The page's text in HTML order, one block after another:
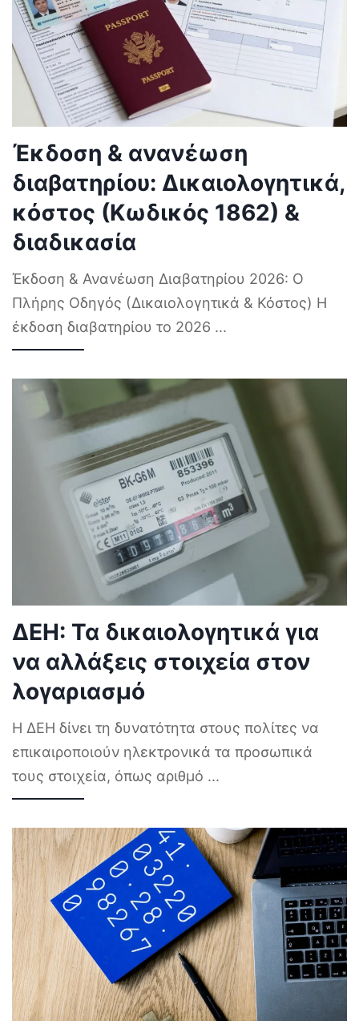
Έκδοση & ανανέωση
διαβατηρίου: Δικαιολογητικά,
κόστος (Κωδικός 1862) &
διαδικασία
Έκδοση & Ανανέωση Διαβατηρίου 2026: Ο
Πλήρης Οδηγός (Δικαιολογητικά & Κόστος) Η
έκδοση διαβατηρίου το 2026 ...
ΔΕΗ: Τα δικαιολογητικά για
να αλλάξεις στοιχεία στον
λογαριασμό
Η ΔΕΗ δίνει τη δυνατότητα στους πολίτες να
επικαιροποιούν ηλεκτρονικά τα προσωπικά
τους στοιχεία, όπως αριθμό ...